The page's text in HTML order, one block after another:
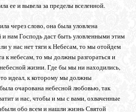
ее и вывела за пределы вселенной.
через слово, она была уловлена
нам Господь даст быть уловленными этим
у нас нет тяги к Небесам, то мы отойдем
к небесам, то мы должны разгораться и
жизни. Где бы мы ни находились,
идеал, к которому мы должны
очарована небесной любовью, так
и нас, чтобы и мы с вами, охваченные
обо всем и нашли жизнь Святой